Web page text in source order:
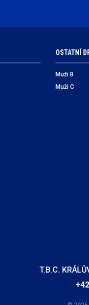
OSTATNÍ
Muži B
Muži C
T.B.C.